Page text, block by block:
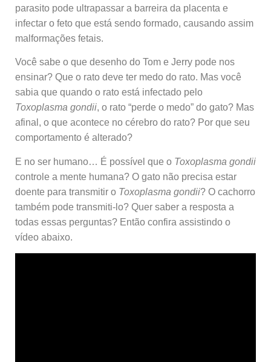
parasito pode ultrapassar a barreira da placenta e
infectar o feto que está sendo formado, causando assim
malformações fetais.
Você sabe o que desenho do Tom e Jerry pode nos
ensinar? Que o rato deve ter medo do rato. Mas você
sabia que quando o rato está infectado pelo
Toxoplasma gondii, o rato “perde o medo” do gato? Mas
afinal, o que acontece no cérebro do rato? Por que seu
comportamento é alterado?
E no ser humano… É possível que o Toxoplasma gondii
controle a mente humana? O gato não precisa estar
doente para transmitir o Toxoplasma gondii? O cachorro
também pode transmiti-lo? Quer saber a resposta a
todas essas perguntas? Então confira assistindo o
vídeo abaixo.